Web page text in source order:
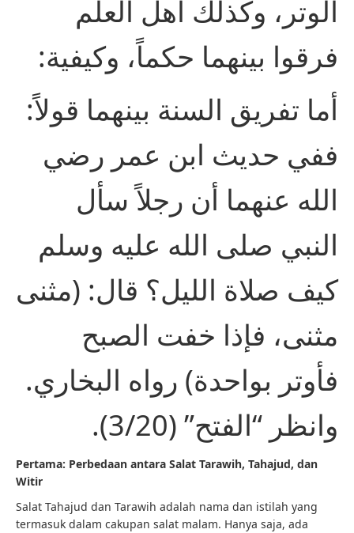
الوتر، وكذلك أهل العلم
فرقوا بينهما حكماً، وكيفية:
أما تفريق السنة بينهما قولاً:
ففي حديث ابن عمر رضي
الله عنهما أن رجلاً سأل
النبي صلى الله عليه وسلم
كيف صلاة الليل؟ قال: (مثنى
مثنى، فإذا خفت الصبح
فأوتر بواحدة) رواه البخاري.
وانظر “الفتح” (3/20).
Pertama: Perbedaan antara Salat Tarawih, Tahajud, dan
Witir
Salat Tahajud dan Tarawih adalah nama dan istilah yang
termasuk dalam cakupan salat malam. Hanya saja, ada